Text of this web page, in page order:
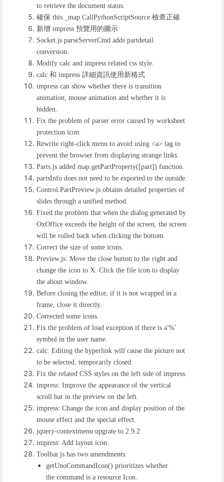
to retrieve the document status.
確保this._map.CallPythonScriptSource檢查正確
新增impress預覽用的圖示
Socket.js parseServerCmd adds partdetail
conversion.
Modify calc and impress related css style.
calc和impress詳細資訊使用新格式
impress can show whether there is transition
animation, mouse animation and whether it is
hidden.
Fix the problem of parser error caused by worksheet
protection icon.
Rewrite right-click menu to avoid using <a> tag to
prevent the browser from displaying strange links.
Parts.js added map.getPartProperty([part]) function.
partsInfo does not need to be exported to the outside.
Control.PartPreview.js obtains detailed properties of
slides through a unified method.
Fixed the problem that when the dialog generated by
OxOffice exceeds the height of the screen, the screen
will be rolled back when clicking the bottom.
Correct the size of some icons.
Preview.js: Move the close button to the right and
change the icon to X. Click the file icon to display
the about window.
Before closing the editor, if it is not wrapped in a
frame, close it directly.
Corrected some icons.
Fix the problem of load exception if there is a'%'
symbol in the user name.
calc: Editing the hyperlink will cause the picture not
to be selected, temporarily closed.
Fix the related CSS styles on the left side of impress.
impress: Improve the appearance of the vertical
scroll bar in the preview on the left.
impress: Change the icon and display position of the
mouse effect and the special effect.
jquery-contextmenu upgrate to 2.9.2
impress: Add layout icon.
Toolbar.js has two amendments:
getUnoCommandIcon() prioritizes whether
the command is a resource Icon.